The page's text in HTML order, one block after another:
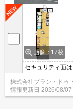
画像：17枚
セキュリティ面
燥機など充実し
ューズボックス
利です。共用部
株式会社プラン・ドゥ
情報更新日 2026/08/07